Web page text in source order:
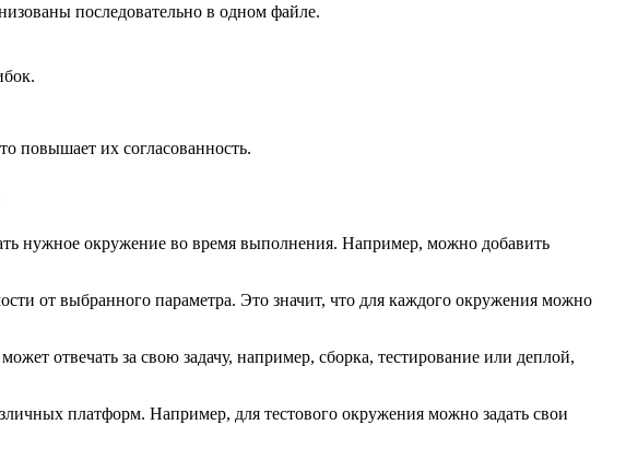
последовательно в одном файле.
повышает их согласованность.
нужное окружение во время выполнения. Например, можно добавить
от выбранного параметра. Это значит, что для каждого окружения можно
отвечать за свою задачу, например, сборка, тестирование или деплой,
платформ. Например, для тестового окружения можно задать свои